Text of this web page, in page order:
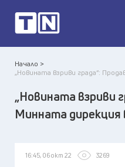
Начало >
„Новината взриви града“:
„Новината взриви
Минната дирекция
16:45, 06 окт 22 3269